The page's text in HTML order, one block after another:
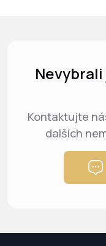
kanceláře Viktor
Kontaktujte
dalších